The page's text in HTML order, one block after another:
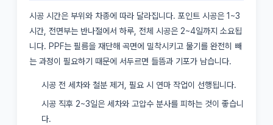
시공 시간은 부위와 차종에 따라 달라집니다. 포인트 시공은 1~3
시간, 전면부는 반나절에서 하루, 전체 시공은 2~4일까지 소요됩
니다. PPF는 필름을 재단해 곡면에 밀착시키고 물기를 완전히 빼
는 과정이 필요하기 때문에 서두르면 들뜸과 기포가 남습니다.
시공 전 세차와 철분 제거, 필요 시 연마 작업이 선행됩니다.
시공 직후 2~3일은 세차와 고압수 분사를 피하는 것이 좋습니
다.